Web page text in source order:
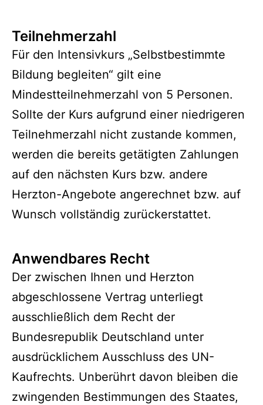
Teilnehmerzahl
Für den Intensivkurs „Selbstbestimmte
Bildung begleiten“ gilt eine
Mindestteilnehmerzahl von 5 Personen.
Sollte der Kurs aufgrund einer niedrigeren
Teilnehmerzahl nicht zustande kommen,
werden die bereits getätigten Zahlungen
auf den nächsten Kurs bzw. andere
Herzton-Angebote angerechnet bzw. auf
Wunsch vollständig zurückerstattet.
Anwendbares Recht
Der zwischen Ihnen und Herzton
abgeschlossene Vertrag unterliegt
ausschließlich dem Recht der
Bundesrepublik Deutschland unter
ausdrücklichem Ausschluss des UN-
Kaufrechts. Unberührt davon bleiben die
zwingenden Bestimmungen des Staates,